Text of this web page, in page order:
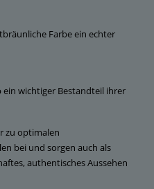
Farbe ein echter
ein wichtiger Bestandteil ihrer
zu optimalen
bei und sorgen auch als
authentisches Aussehen